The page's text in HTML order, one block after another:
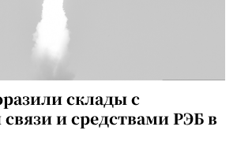
склады с
и средствами РЭБ в